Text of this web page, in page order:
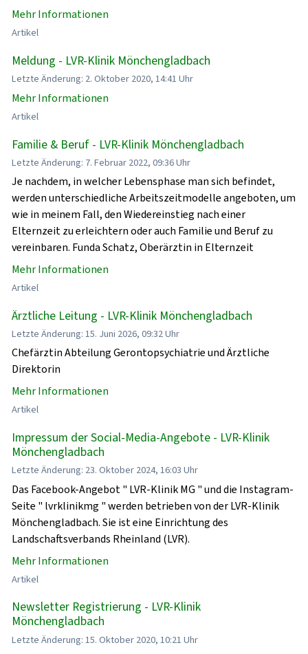
Mehr Informationen
Artikel
Meldung - LVR-Klinik Mönchengladbach
Letzte Änderung: 2. Oktober 2020, 14:41 Uhr
Mehr Informationen
Artikel
Familie & Beruf - LVR-Klinik Mönchengladbach
Letzte Änderung: 7. Februar 2022, 09:36 Uhr
Je nachdem, in welcher Lebensphase man sich befindet,
werden unterschiedliche Arbeitszeitmodelle angeboten, um
wie in meinem Fall, den Wiedereinstieg nach einer
Elternzeit zu erleichtern oder auch Familie und Beruf zu
vereinbaren. Funda Schatz, Oberärztin in Elternzeit
Mehr Informationen
Artikel
Ärztliche Leitung - LVR-Klinik Mönchengladbach
Letzte Änderung: 15. Juni 2026, 09:32 Uhr
Chefärztin Abteilung Gerontopsychiatrie und Ärztliche
Direktorin
Mehr Informationen
Artikel
Impressum der Social-Media-Angebote - LVR-Klinik
Mönchengladbach
Letzte Änderung: 23. Oktober 2024, 16:03 Uhr
Das Facebook-Angebot " LVR-Klinik MG " und die Instagram-
Seite " lvrklinikmg " werden betrieben von der LVR-Klinik
Mönchengladbach. Sie ist eine Einrichtung des
Landschaftsverbands Rheinland (LVR).
Mehr Informationen
Artikel
Newsletter Registrierung - LVR-Klinik
Mönchengladbach
Letzte Änderung: 15. Oktober 2020, 10:21 Uhr